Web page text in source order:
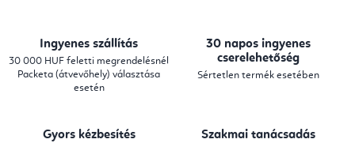
Ingyenes szállítás
30 000 HUF feletti megrendelésnél
Packeta (átvevőhely) választása
esetén
30 napos ingyenes
cserelehetőség
Sértetlen termék esetében
Gyors kézbesítés Szakmai tanácsadás